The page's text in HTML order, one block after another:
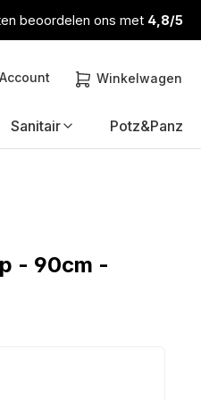
beoordelen ons met 4,8/5
Account Winkelwagen
Sanitair Potz&Panz
- 90cm -